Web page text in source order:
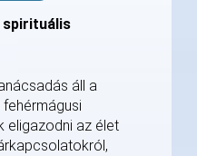
spirituális
áll a
eligazodni az élet